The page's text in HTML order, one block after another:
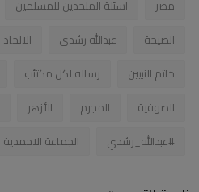
مصر اسئلة الملحدين للمسلمين
الصيحة
عبدالله رشدى الالحاد
خاتم النبيين
رساله لكل مكتئب
الصوفية
المجرم الأزهر
#عبدالله_رشدي
الجماعة الاحمدية